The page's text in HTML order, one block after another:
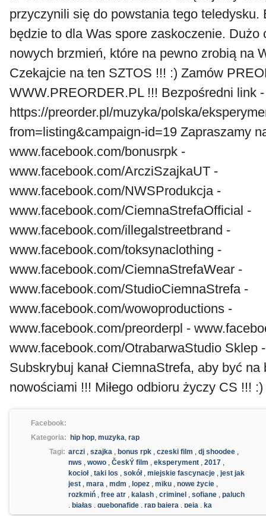
przyczynili się do powstania tego
będzie to dla Was spore zaskoczenie. Dużo
nowych brzmień, które na pewno zrobią na
Czekajcie na ten SZTOS !!! :) Zamów
WWW.PREORDER.PL !!! Bezpośredni link -
https://preorder.pl/muzyka/polska/
from=listing&campaign-id=19 Zapraszamy
www.facebook.com/bonusrpk -
www.facebook.com/ArcziSzajkaUT -
www.facebook.com/NWSProdukcja -
www.facebook.com/CiemnaStrefaOfficial -
www.facebook.com/illegalstreetbrand -
www.facebook.com/toksynaclothing -
www.facebook.com/CiemnaStrefaWear -
www.facebook.com/StudioCiemnaStrefa -
www.facebook.com/wowoproductions -
www.facebook.com/preorderpl -
www.facebook.com/OtrabarwaStudio Sklep
Subskrybuj kanał CiemnaStrefa, aby być na
nowościami !!! Miłego odbioru życzy CS !!! :)
Facebook:
Kategoria:
hip hop, muzyka, rap
Tagi: arczi , szajka , bonus rpk , czeski film , dj shoodee ,
nws , wowo , ČeskÝ film , eksperyment , 2017 ,
kocioł, taki los , sokół, miejskie fascynacje , jest jak
jest , mara , mdm , lopez , miku , nowe życie ,
rozkmiń , free atr , kalash , criminel , sofiane , paluch
, białas , quebonafide , rap bajera , peja , ka